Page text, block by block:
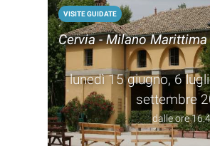
VISITE GUIDATE
Cervia - Milano
lunedì 15 giugno, 6
settembre
dalle ore